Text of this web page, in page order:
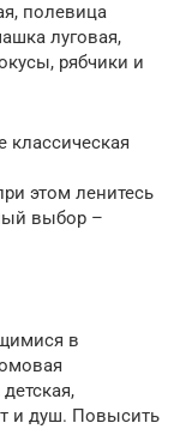
полевица
луговая,
рябчики и
классическая
этом ленитесь
выбор –
в
и душ. Повысить